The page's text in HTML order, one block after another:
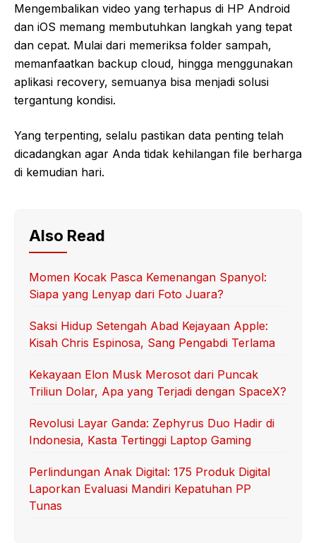
Mengembalikan video yang terhapus di HP Android
dan iOS memang membutuhkan langkah yang tepat
dan cepat. Mulai dari memeriksa folder sampah,
memanfaatkan backup cloud, hingga menggunakan
aplikasi recovery, semuanya bisa menjadi solusi
tergantung kondisi.
Yang terpenting, selalu pastikan data penting telah
dicadangkan agar Anda tidak kehilangan file berharga
di kemudian hari.
Also Read
Momen Kocak Pasca Kemenangan Spanyol:
Siapa yang Lenyap dari Foto Juara?
Saksi Hidup Setengah Abad Kejayaan Apple:
Kisah Chris Espinosa, Sang Pengabdi Terlama
Kekayaan Elon Musk Merosot dari Puncak
Triliun Dolar, Apa yang Terjadi dengan SpaceX?
Revolusi Layar Ganda: Zephyrus Duo Hadir di
Indonesia, Kasta Tertinggi Laptop Gaming
Perlindungan Anak Digital: 175 Produk Digital
Laporkan Evaluasi Mandiri Kepatuhan PP
Tunas